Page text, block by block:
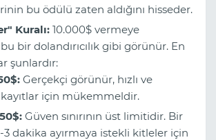
bu ödülü zaten aldığını hisseder.
Kuralı: 10.000$ vermeye
bu bir dolandırıcılık gibi görünür. En
şunlardır:
Gerçekçi görünür, hızlı ve
için mükemmeldir.
Güven sınırının üst limitidir. Bir
dakika ayırmaya istekli kitleler için